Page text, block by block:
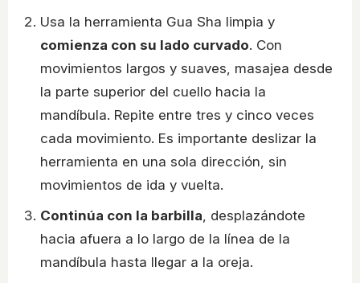
Usa la herramienta Gua Sha limpia y
comienza con su lado curvado. Con
movimientos largos y suaves, masajea desde
la parte superior del cuello hacia la
mandíbula. Repite entre tres y cinco veces
cada movimiento. Es importante deslizar la
herramienta en una sola dirección, sin
movimientos de ida y vuelta.
Continúa con la barbilla , desplazándote
hacia afuera a lo largo de la línea de la
mandíbula hasta llegar a la oreja.